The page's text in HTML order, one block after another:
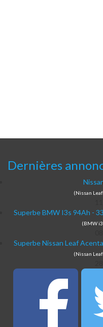
Dernières
(Nissan
Superbe BMW I3s 94Ah -
(BMW
Superbe Nissan Leaf
(Nissan